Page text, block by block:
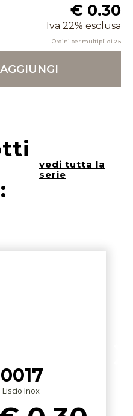
€ 0.30
Iva 22% esclusa
Ordini per multipli di 25
AGGIUNGI
vedi tutta la
serie
Inox